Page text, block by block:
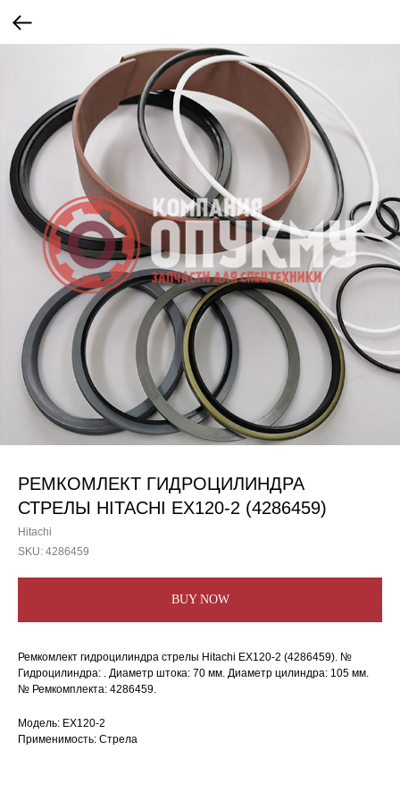
РЕМКОМЛЕКТ ГИДРОЦИЛИНДРА
СТРЕЛЫ HITACHI EX120-2 (4286459)
Hitachi
SKU: 4286459
BUY NOW
Ремкомлект гидроцилиндра стрелы Hitachi EX120-2 (4286459). №
Гидроцилиндра: . Диаметр штока: 70 мм. Диаметр цилиндра: 105 мм.
№ Ремкомплекта: 4286459.
Модель: EX120-2
Применимость: Стрела